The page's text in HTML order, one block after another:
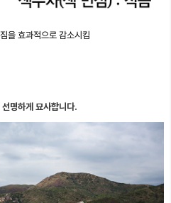
을 효과적으로 감소시킴
명하게 묘사합니다.